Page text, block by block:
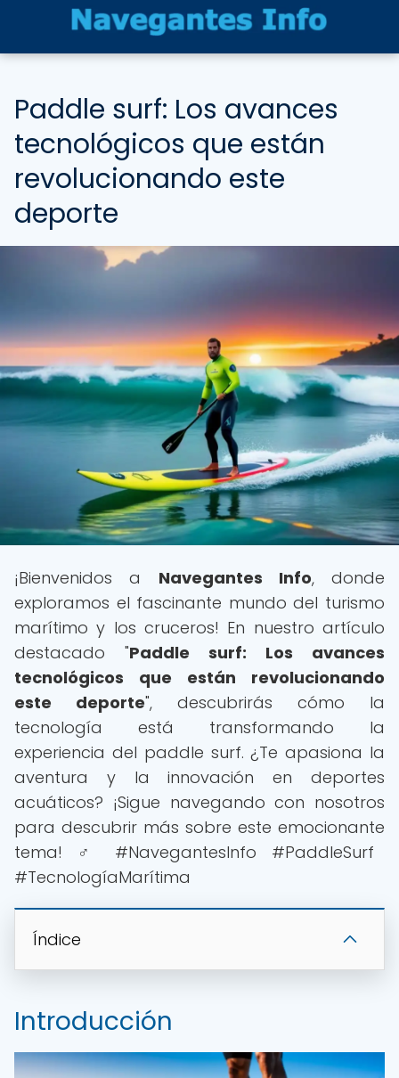
Paddle surf: Los avances
tecnológicos que están
revolucionando este
deporte
¡Bienvenidos a Navegantes Info, donde
exploramos el fascinante mundo del turismo
marítimo y los cruceros! En nuestro artículo
destacado "Paddle surf: Los avances
tecnológicos que están revolucionando
este deporte", descubrirás cómo la
tecnología está transformando la
experiencia del paddle surf. ¿Te apasiona la
aventura y la innovación en deportes
acuáticos? ¡Sigue navegando con nosotros
para descubrir más sobre este emocionante
tema! ‍♂️ #NavegantesInfo #PaddleSurf
#TecnologíaMarítima
Índice
Introducción